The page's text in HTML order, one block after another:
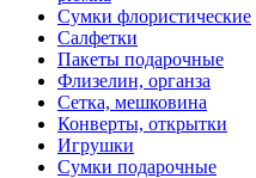
Сумки флористические
Салфетки
Пакеты подарочные
Флизелин, органза
Сетка, мешковина
Конверты, открытки
Игрушки
Сумки подарочные